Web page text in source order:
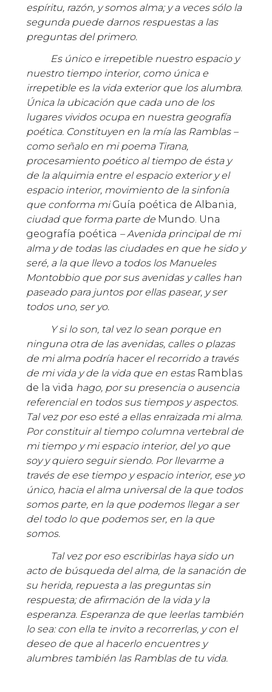
espíritu, razón, y somos alma; y a veces sólo la
segunda puede darnos respuestas a las
preguntas del primero.
Es único e irrepetible nuestro espacio y
nuestro tiempo interior, como única e
irrepetible es la vida exterior que los alumbra.
Única la ubicación que cada uno de los
lugares vividos ocupa en nuestra geografía
poética. Constituyen en la mía las Ramblas –
como señalo en mi poema Tirana,
procesamiento poético al tiempo de ésta y
de la alquimia entre el espacio exterior y el
espacio interior, movimiento de la sinfonía
que conforma miGuía poética de Albania,
ciudad que forma parte de Mundo. Una
geografía poética – Avenida principal de mi
alma y de todas las ciudades en que he sido y
seré, a la que llevo a todos los Manueles
Montobbio que por sus avenidas y calles han
paseado para juntos por ellas pasear, y ser
todos uno, ser yo.
Y si lo son, tal vez lo sean porque en
ninguna otra de las avenidas, calles o plazas
de mi alma podría hacer el recorrido a través
de mi vida y de la vida que en estas Ramblas
de la vida hago, por su presencia o ausencia
referencial en todos sus tiempos y aspectos.
Tal vez por eso esté a ellas enraizada mi alma.
Por constituir al tiempo columna vertebral de
mi tiempo y mi espacio interior, del yo que
soy y quiero seguir siendo. Por llevarme a
través de ese tiempo y espacio interior, ese yo
único, hacia el alma universal de la que todos
somos parte, en la que podemos llegar a ser
del todo lo que podemos ser, en la que
somos.
Tal vez por eso escribirlas haya sido un
acto de búsqueda del alma, de la sanación de
su herida, repuesta a las preguntas sin
respuesta; de afirmación de la vida y la
esperanza. Esperanza de que leerlas también
lo sea: con ella te invito a recorrerlas, y con el
deseo de que al hacerlo encuentres y
alumbres también las Ramblas de tu vida.